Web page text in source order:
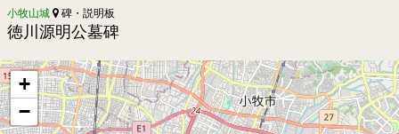
小牧山城 碑・説明板
徳川源明公墓碑
+
−